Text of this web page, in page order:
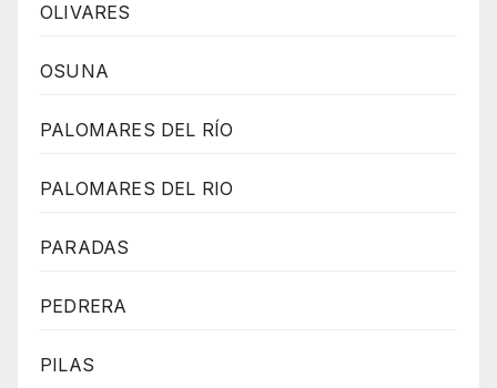
OLIVARES
OSUNA
PALOMARES DEL RÍO
PALOMARES DEL RIO
PARADAS
PEDRERA
PILAS